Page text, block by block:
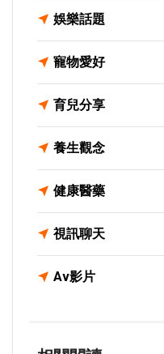
娛樂話題
寵物愛好
育兒分享
養生觀念
健康醫藥
視訊聊天
Av影片